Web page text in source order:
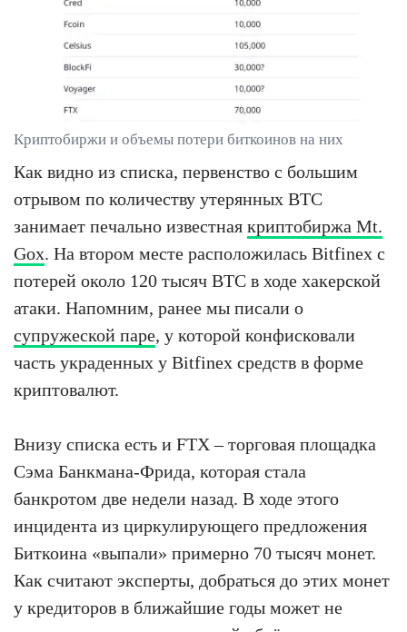
Криптобиржи и объемы потери биткоинов на них
Как видно из списка, первенство с большим
отрывом по количеству утерянных BTC
занимает печально известная криптобиржа Mt.
Gox. На втором месте расположилась Bitfinex с
потерей около 120 тысяч BTC в ходе хакерской
атаки. Напомним, ранее мы писали о
супружеской паре, у которой конфисковали
часть украденных у Bitfinex средств в форме
криптовалют.
Внизу списка есть и FTX – торговая площадка
Сэма Банкмана-Фрида, которая стала
банкротом две недели назад. В ходе этого
инцидента из циркулирующего предложения
Биткоина «выпали» примерно 70 тысяч монет.
Как считают эксперты, добраться до этих монет
у кредиторов в ближайшие годы может не